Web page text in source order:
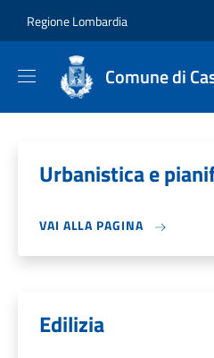
Regione Lombardia
Comune di
Urbanistica e
VAI ALLA PAGINA
Edilizia